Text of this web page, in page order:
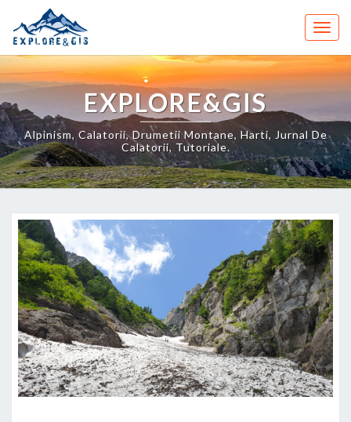
content
EXPLORE&GIS
Alpinism, Calatorii, Drumetii Montane, Harti, Jurnal De
Calatorii, Tutoriale.